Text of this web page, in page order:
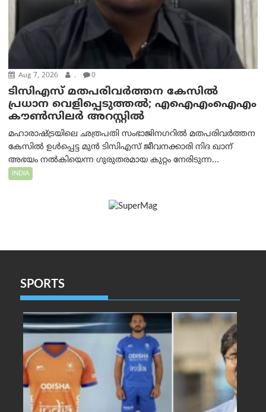
Aug 7, 2026 . 0
ടിസിഎസ് മതപരിവർത്തന കേസിൽ
പ്രധാന വെളിപ്പെടുത്തൽ; എഐഎംഐഎം
കൗൺസിലർ അറസ്റ്റിൽ
മഹാരാഷ്ട്രയിലെ ഛത്രപതി സംഭാജിനഗറിൽ മതപരിവർത്തന
കേസിൽ ഉൾപ്പെട്ട മുൻ ടിസിഎസ് ജീവനക്കാരി നിദ ഖാന്
അഭയം നൽകിയെന്ന ഗുരുതരമായ കുറ്റം നേരിടുന്ന...
INDIA
SPORTS